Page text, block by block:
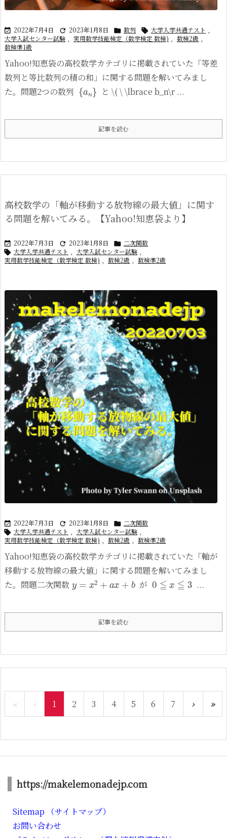
 2022年7月4日  2023年1月8日  数列  大学入学共通テスト
大学入試センター試験
実用数学技能検定（数学検定 数検) 数検2級
数検準1級
Yahoo!知恵袋の高校数学カテゴリに掲載されていた「等差
数列と等比数列の積の和」に関する問題を解いてみまし
た。 問題2つの数列
{a n}
と \( \ \lbrace b_n\r ...
記事を読む
高校数学の「軸が移動する放物線の最大値」に関す
る問題を解いてみる。【Yahoo!知恵袋より】
 2022年7月3日  2023年1月8日  二次関数
 大学入学共通テスト 大学入試センター試験
実用数学技能検定（数学検定 数検)
数検2級 数検準2級
 2022年7月3日  2023年1月8日  二次関数
 大学入学共通テスト 大学入試センター試験
実用数学技能検定（数学検定 数検)
数検2級 数検準2級
Yahoo!知恵袋の高校数学カテゴリに掲載されていた「軸が
移動する放物線の最大値」に関する問題を解いてみまし
た。 問題二次関数
y= x2+ a +b
が
0≦ x ≦3
...
記事を読む
« ‹ 1 2 3 4 5 6 7 › »
https://makelemonadejp.com
Sitemap （サイトマップ）
お問い合わせ